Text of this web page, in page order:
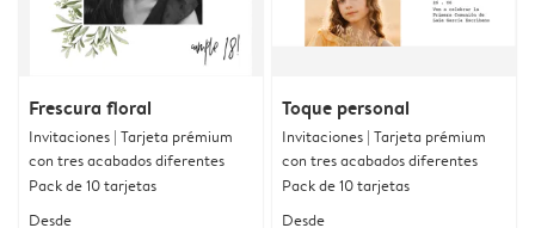
Frescura floral
Invitaciones | Tarjeta prémium
con tres acabados diferentes
Pack de 10 tarjetas
Desde
Toque personal
Invitaciones | Tarjeta prémium
con tres acabados diferentes
Pack de 10 tarjetas
Desde